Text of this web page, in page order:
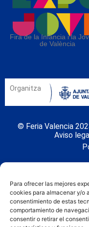
Para ofrecer las mejores
cookies para almacenar y/o
consentimiento de estas
comportamiento de
consentir o retirar el
Fira de la Infància i la
de València
Organitza
© Feria Valencia
Aviso legal